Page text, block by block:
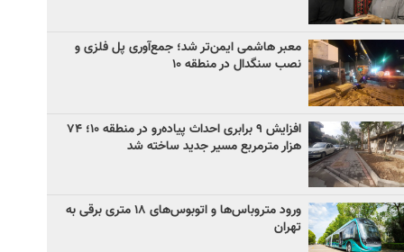
معبر هاشمی ایمن‌تر شد؛ جمع‌آوری پل فلزی و
نصب سنگدال در منطقه ۱۰
افزایش ۹ برابری احداث پیاده‌رو در منطقه ۱۰؛ ۷۴
هزار مترمربع مسیر جدید ساخته شد
ورود متروباس‌ها و اتوبوس‌های ۱۸ متری برقی به
تهران